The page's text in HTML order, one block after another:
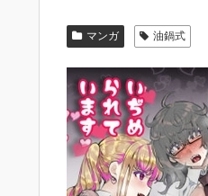
マンガ 油鍋式